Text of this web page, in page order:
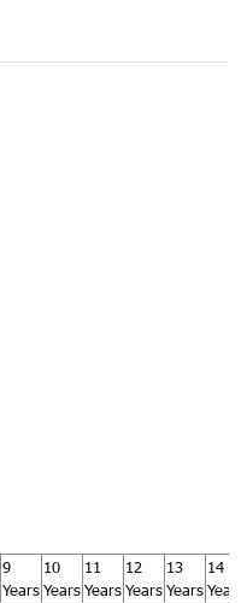
9
Years
10
Years
11
Years
12
Years
13
Years
14
Years